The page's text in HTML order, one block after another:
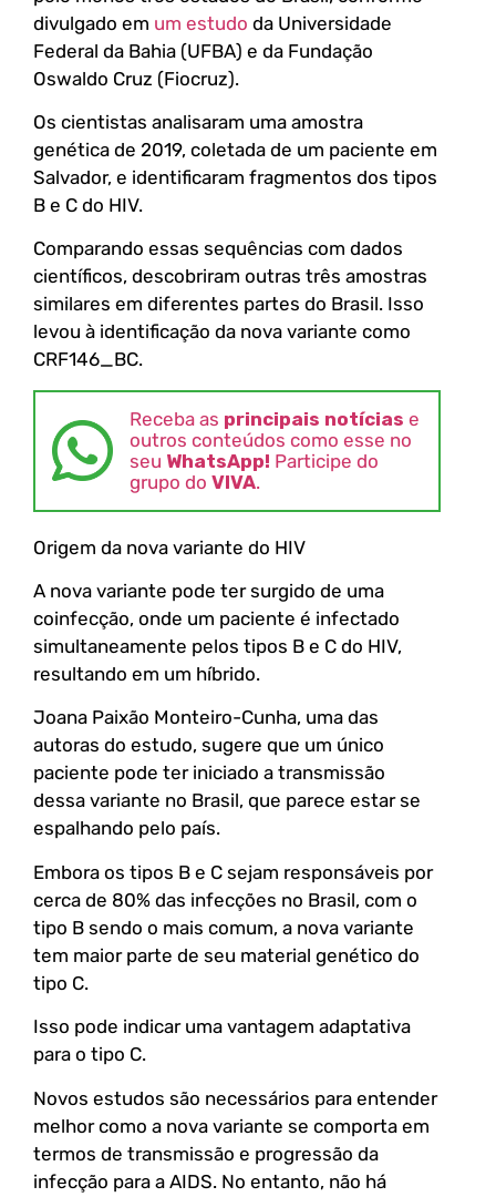
divulgado em um estudo da Universidade
Federal da Bahia (UFBA) e da Fundação
Oswaldo Cruz (Fiocruz).
Os cientistas analisaram uma amostra
genética de 2019, coletada de um paciente em
Salvador, e identificaram fragmentos dos tipos
B e C do HIV.
Comparando essas sequências com dados
científicos, descobriram outras três amostras
similares em diferentes partes do Brasil. Isso
levou à identificação da nova variante como
CRF146_BC.
Receba as principais notícias e
outros conteúdos como esse no
seu WhatsApp! Participe do
grupo do VIVA.
Origem da nova variante do HIV
A nova variante pode ter surgido de uma
coinfecção, onde um paciente é infectado
simultaneamente pelos tipos B e C do HIV,
resultando em um híbrido.
Joana Paixão Monteiro-Cunha, uma das
autoras do estudo, sugere que um único
paciente pode ter iniciado a transmissão
dessa variante no Brasil, que parece estar se
espalhando pelo país.
Embora os tipos B e C sejam responsáveis por
cerca de 80% das infecções no Brasil, com o
tipo B sendo o mais comum, a nova variante
tem maior parte de seu material genético do
tipo C.
Isso pode indicar uma vantagem adaptativa
para o tipo C.
Novos estudos são necessários para entender
melhor como a nova variante se comporta em
termos de transmissão e progressão da
infecção para a AIDS. No entanto, não há